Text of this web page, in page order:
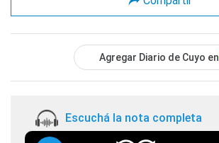
Agregar Diario de Cuyo en
Escuchá la nota completa